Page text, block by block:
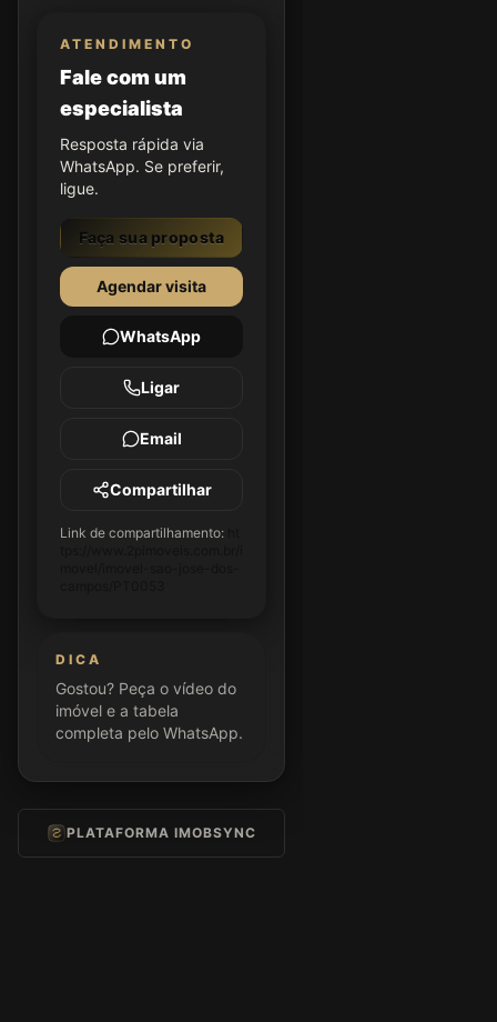
ATENDIMENTO
Fale com um
especialista
Resposta rápida via
WhatsApp. Se preferir,
ligue.
Faça sua proposta
Agendar visita
WhatsApp
Ligar
Email
Compartilhar
Link de compartilhamento:
DICA
Gostou? Peça o vídeo do
imóvel e a tabela
completa pelo WhatsApp.
PLATAFORMA IMOBSYNC